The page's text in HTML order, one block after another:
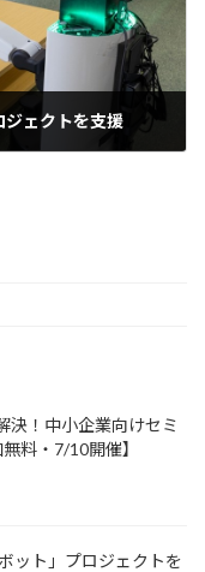
ェクトを支援
決！中小企業向けセミ
料・7/10開催】
ット」プロジェクトを